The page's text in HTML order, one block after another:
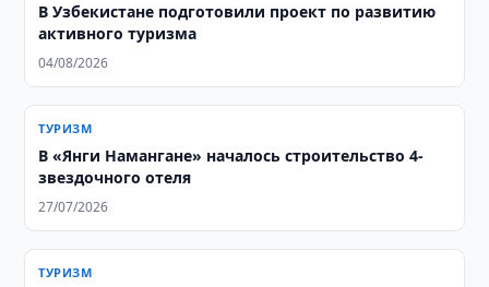
В Узбекистане подготовили проект по развитию
активного туризма
04/08/2026
ТУРИЗМ
В «Янги Намангане» началось строительство 4-
звездочного отеля
27/07/2026
ТУРИЗМ